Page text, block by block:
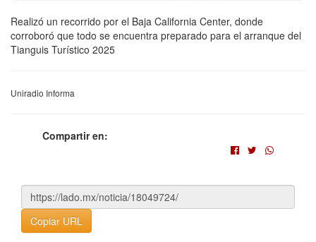
Realizó un recorrido por el Baja California Center, donde
corroboró que todo se encuentra preparado para el arranque del
Tianguis Turístico 2025
Uniradio Informa
Compartir en:
Copiar URL